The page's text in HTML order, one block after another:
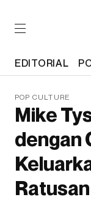
EDITORIAL
POP CULTURE
Mike
dengan